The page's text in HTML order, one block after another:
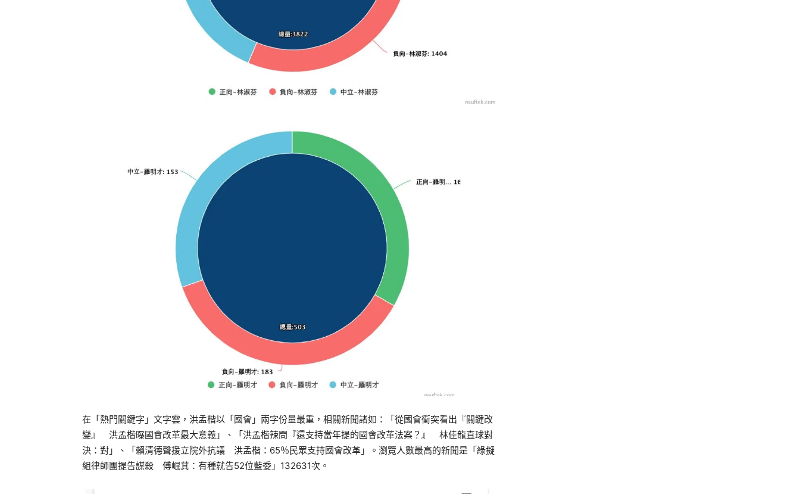
在「熱門關鍵字」文字雲，洪孟楷以「國會」兩字份量最重，相關新聞諸如：「從國會衝突看出『關鍵改
變』 洪孟楷曝國會改革最大意義」、「洪孟楷辣問『還支持當年提的國會改革法案？』 林佳龍直球對
決：對」、「賴清德聲援立院外抗議 洪孟楷：65％民眾支持國會改革」。瀏覽人數最高的新聞是「綠擬
組律師團提告謀殺 傅崐萁：有種就告52位藍委」132631次。